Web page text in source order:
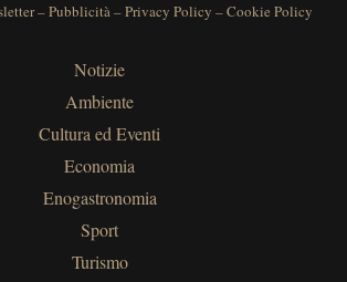
–Pubblicità–Privacy Policy –Cookie Policy
Notizie
Ambiente
Cultura ed Eventi
Economia
Enogastronomia
Sport
Turismo